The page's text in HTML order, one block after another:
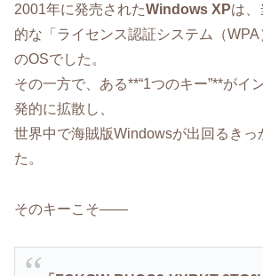
2001年に発売されたWindows XPは、
的な「ライセンス認証システム（
のOSでした。
その一方で、ある**“1つのキー”**がイ
発的に拡散し、
世界中で海賊版Windowsが出回るきっ
た。
そのキーこそ――